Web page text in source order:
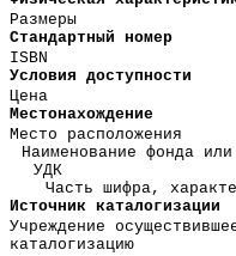
Размеры
Стандартный номер
ISBN
Условия доступности
Цена
Местонахождение
Место расположения
Наименование фонда
УДК
Часть шифра,
Источник каталогизации
Учреждение
каталогизацию